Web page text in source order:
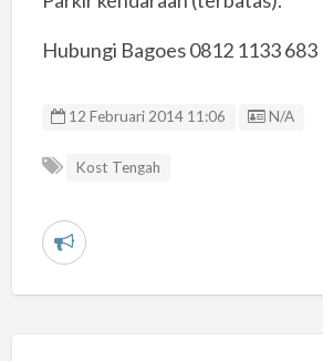
Hubungi Bagoes 0812 1133 683
12 Februari 2014 11:06 Listing ID
N/A
Kost Tengah
L